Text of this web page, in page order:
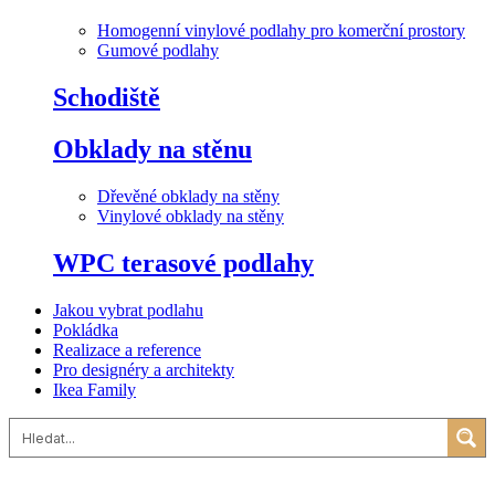
Homogenní vinylové podlahy pro komerční prostory
Gumové podlahy
Schodiště
Obklady na stěnu
Dřevěné obklady na stěny
Vinylové obklady na stěny
WPC terasové podlahy
Jakou vybrat podlahu
Pokládka
Realizace a reference
Pro designéry a architekty
Ikea Family